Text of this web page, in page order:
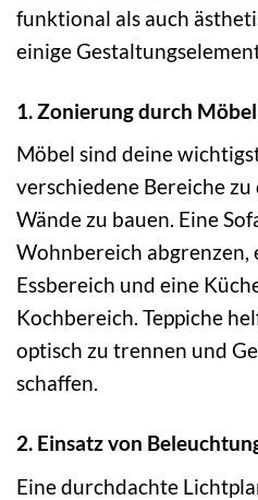
funktional als auch
einige
1. Zonierung durch
Möbel sind deine
verschiedene Bereiche
Wände zu bauen. Eine
Wohnbereich abgrenzen,
Essbereich und eine
Kochbereich. Teppiche
optisch zu trennen und
schaffen.
2. Einsatz von
Eine durchdachte